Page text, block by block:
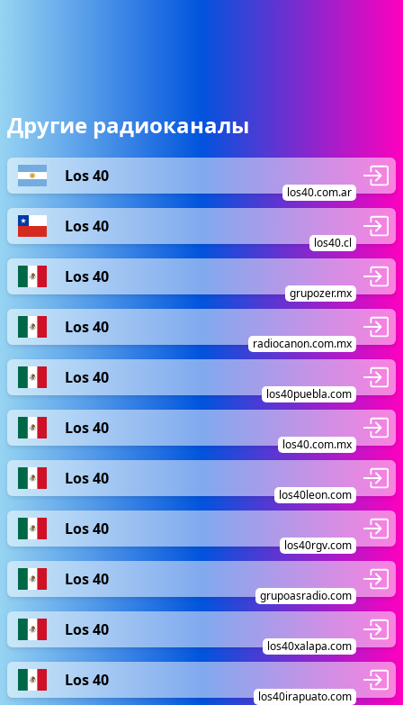
Другие радиоканалы
Los 40
los40.com.ar
Los 40
los40.cl
Los 40
grupozer.mx
Los 40
radiocanon.com.mx
Los 40
los40puebla.com
Los 40
los40.com.mx
Los 40
los40leon.com
Los 40
los40rgv.com
Los 40
grupoasradio.com
Los 40
los40xalapa.com
Los 40
los40irapuato.com